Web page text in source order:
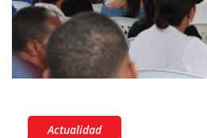
Actualidad